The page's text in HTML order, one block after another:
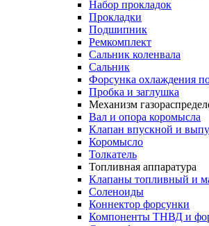
Набор прокладок
Прокладки
Подшипник
Ремкомплект
Сальник коленвала
Сальник
Форсунка охлаждения
Пробка и заглушка
Механизм
Вал и опора коромысла
Клапан впускной и
Коромысло
Толкатель
Топливная аппаратура
Клапаны топливный и
Соленоиды
Коннектор форсунки
Компоненты ТНВД и